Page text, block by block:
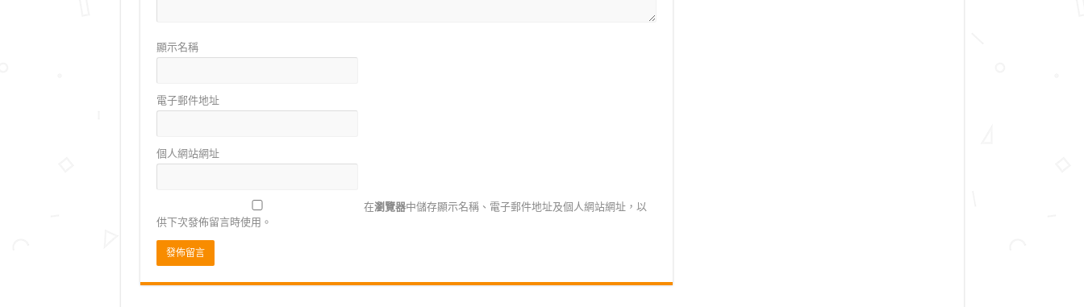
顯示名稱
電子郵件地址
個人網站網址
在瀏覽器中儲存顯示名稱、電子郵件地址及個人網站網址，以
供下次發佈留言時使用。